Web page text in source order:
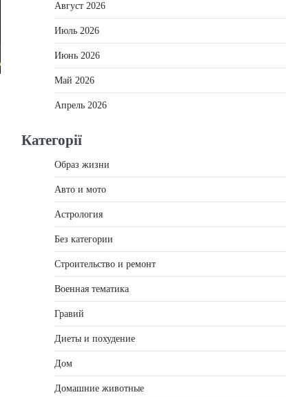
Август 2026
Июль 2026
Июнь 2026
Май 2026
Апрель 2026
Категорії
Образ жизни
Авто и мото
Астрология
Без категории
Строительство и ремонт
Военная тематика
Гравий
Диеты и похудение
Дом
Домашние животные